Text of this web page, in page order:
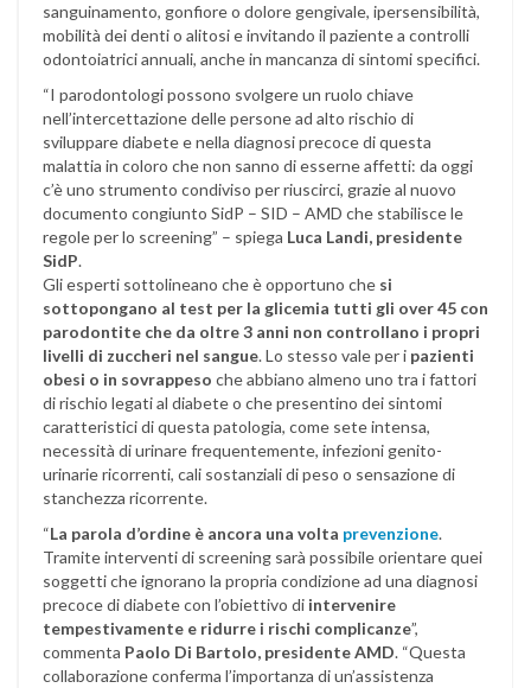
sanguinamento, gonfiore o dolore gengivale, ipersensibilità,
mobilità dei denti o alitosi e invitando il paziente a controlli
odontoiatrici annuali, anche in mancanza di sintomi specifici.
“I parodontologi possono svolgere un ruolo chiave
nell’intercettazione delle persone ad alto rischio di
sviluppare diabete e nella diagnosi precoce di questa
malattia in coloro che non sanno di esserne affetti: da oggi
c’è uno strumento condiviso per riuscirci, grazie al nuovo
documento congiunto SidP – SID – AMD che stabilisce le
regole per lo screening” – spiega Luca Landi, presidente
SidP.
Gli esperti sottolineano che è opportuno che si
sottopongano al test per la glicemia tutti gli over 45 con
parodontite che da oltre 3 anni non controllano i propri
livelli di zuccheri nel sangue. Lo stesso vale per i pazienti
obesi o in sovrappeso che abbiano almeno uno tra i fattori
di rischio legati al diabete o che presentino dei sintomi
caratteristici di questa patologia, come sete intensa,
necessità di urinare frequentemente, infezioni genito-
urinarie ricorrenti, cali sostanziali di peso o sensazione di
stanchezza ricorrente.
“La parola d’ordine è ancora una volta prevenzione.
Tramite interventi di screening sarà possibile orientare quei
soggetti che ignorano la propria condizione ad una diagnosi
precoce di diabete con l’obiettivo di intervenire
tempestivamente e ridurre i rischi complicanze”,
commenta Paolo Di Bartolo, presidente AMD. “Questa
collaborazione conferma l’importanza di un’assistenza